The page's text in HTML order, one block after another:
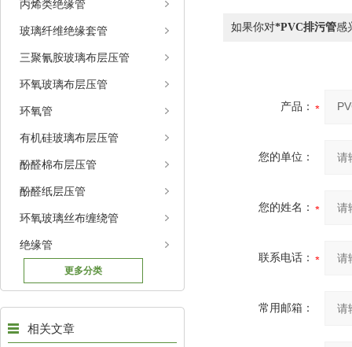
丙烯类绝缘管
玻璃纤维绝缘套管
三聚氰胺玻璃布层压管
环氧玻璃布层压管
环氧管
有机硅玻璃布层压管
酚醛棉布层压管
酚醛纸层压管
环氧玻璃丝布缠绕管
绝缘管
更多分类
相关文章
如果你对*PVC排污管感
产品：
您的单位：
您的姓名：
联系电话：
常用邮箱：